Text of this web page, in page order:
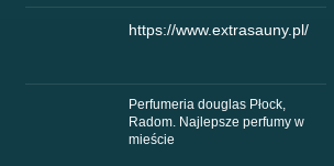
https://www.extrasauny.pl/
Perfumeria douglas Płock,
Radom. Najlepsze perfumy w
mieście